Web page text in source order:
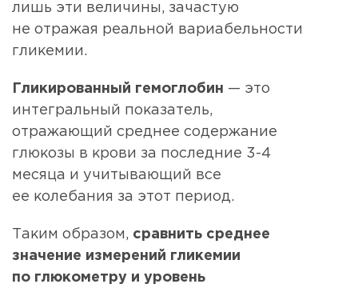
лишь эти величины, зачастую
не отражая реальной вариабельности
гликемии.
Гликированный гемоглобин — это
интегральный показатель,
отражающий среднее содержание
глюкозы в крови за последние 3-4
месяца и учитывающий все
ее колебания за этот период.
Таким образом, сравнить среднее
значение измерений гликемии
по глюкометру и уровень